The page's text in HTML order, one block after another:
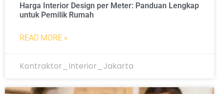
Harga Interior Design per Meter: Panduan Lengkap
untuk Pemilik Rumah
READ MORE »
Kontraktor_Interior_Jakarta